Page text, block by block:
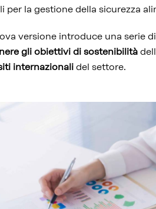
per la gestione della sicurezza
versione introduce una serie
gli obiettivi di sostenibilità
internazionali del settore.